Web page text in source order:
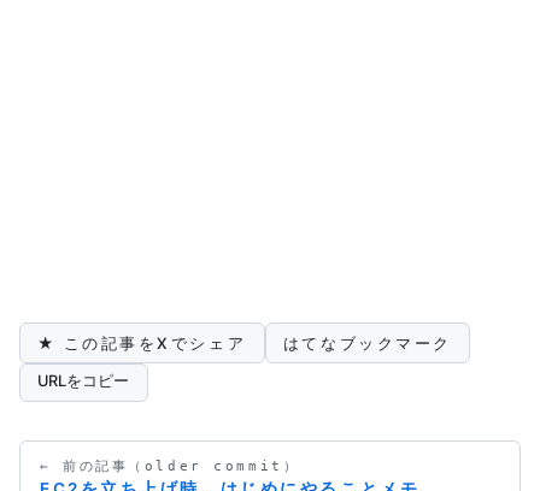
★ この記事をXでシェア はてなブックマーク
URLをコピー
← 前の記事（older commit）